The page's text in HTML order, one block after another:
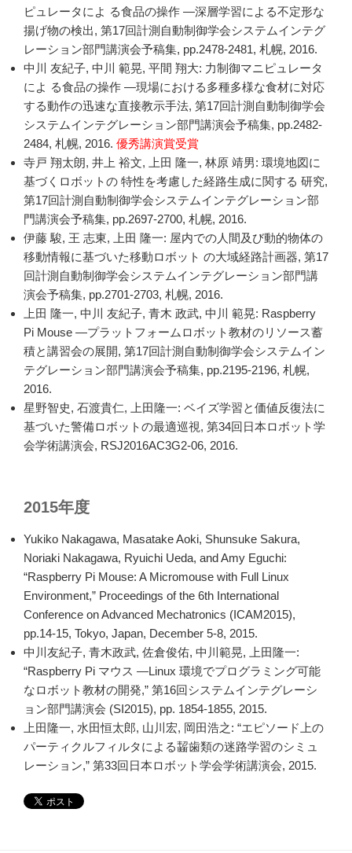
ピュレータによ る食品の操作 —深層学習による不定形な
揚げ物の検出, 第17回計測自動制御学会システムインテグ
レーション部門講演会予稿集, pp.2478-2481, 札幌, 2016.
中川 友紀子, 中川 範晃, 平間 翔大: 力制御マニピュレータ
によ る食品の操作 —現場における多種多様な食材に対応
する動作の迅速な直接教示手法, 第17回計測自動制御学会
システムインテグレーション部門講演会予稿集, pp.2482-
2484, 札幌, 2016. 優秀講演賞受賞
寺戸 翔太朗, 井上 裕文, 上田 隆一, 林原 靖男: 環境地図に
基づくロボットの 特性を考慮した経路生成に関する 研究,
第17回計測自動制御学会システムインテグレーション部
門講演会予稿集, pp.2697-2700, 札幌, 2016.
伊藤 駿, 王 志東, 上田 隆一: 屋内での人間及び動的物体の
移動情報に基づいた移動ロボット の大域経路計画器, 第17
回計測自動制御学会システムインテグレーション部門講
演会予稿集, pp.2701-2703, 札幌, 2016.
上田 隆一, 中川 友紀子, 青木 政武, 中川 範晃: Raspberry
Pi Mouse —プラットフォームロボット教材のリソース蓄
積と講習会の展開, 第17回計測自動制御学会システムイン
テグレーション部門講演会予稿集, pp.2195-2196, 札幌,
2016.
星野智史, 石渡貴仁, 上田隆一: ベイズ学習と価値反復法に
基づいた警備ロボットの最適巡視, 第34回日本ロボット学
会学術講演会, RSJ2016AC3G2-06, 2016.
2015年度
Yukiko Nakagawa, Masatake Aoki, Shunsuke Sakura,
Noriaki Nakagawa, Ryuichi Ueda, and Amy Eguchi:
“Raspberry Pi Mouse: A Micromouse with Full Linux
Environment,” Proceedings of the 6th International
Conference on Advanced Mechatronics (ICAM2015),
pp.14-15, Tokyo, Japan, December 5-8, 2015.
中川友紀子, 青木政武, 佐倉俊佑, 中川範晃, 上田隆一:
“Raspberry Pi マウス —Linux 環境でプログラミング可能
なロボット教材の開発,” 第16回システムインテグレーシ
ョン部門講演会 (SI2015), pp. 1854-1855, 2015.
上田隆一, 水田恒太郎, 山川宏, 岡田浩之: “エピソード上の
パーティクルフィルタによる齧歯類の迷路学習のシミュ
レーション,” 第33回日本ロボット学会学術講演会, 2015.